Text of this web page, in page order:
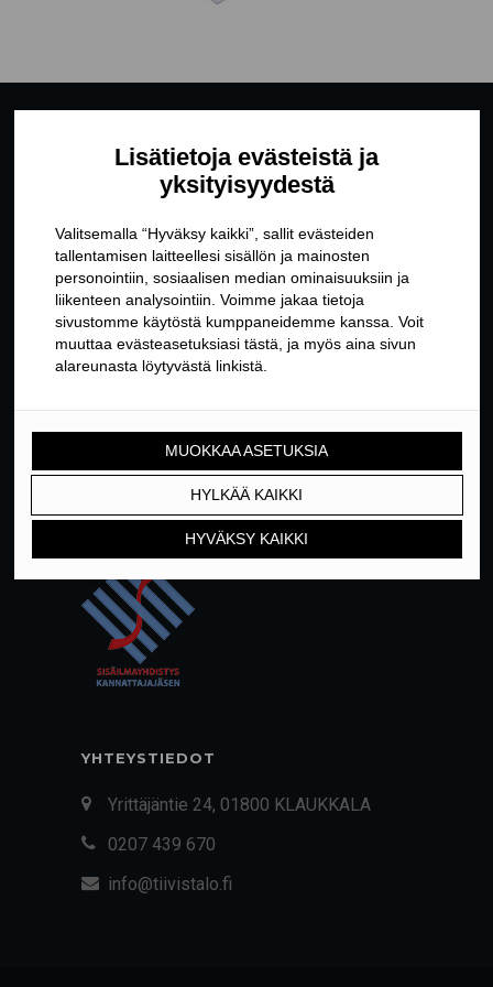
YHTEYSTIEDOT
Yrittäjäntie 24, 01800 KLAUKKALA
0207 439 670
info@tiivistalo.fi